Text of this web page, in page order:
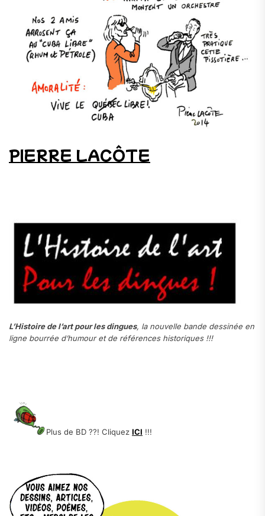
PIERRE LACÔTE
L’Histoire de l’art pour les dingues, la nouvelle bande dessinée en
ligne bourrée d’humour et de références historiques !!!
Plus de BD ??! Cliquez ICI !!!